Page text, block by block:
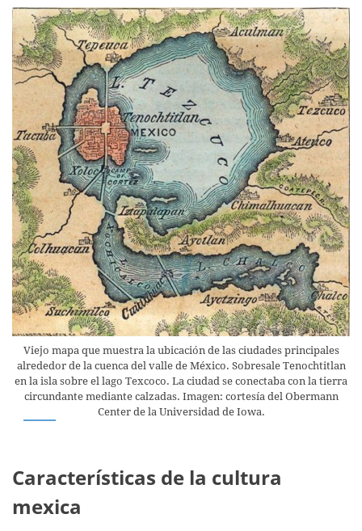
Viejo mapa que muestra la ubicación de las ciudades principales
alrededor de la cuenca del valle de México. Sobresale Tenochtitlan
en la isla sobre el lago Texcoco. La ciudad se conectaba con la tierra
circundante mediante calzadas. Imagen: cortesía del Obermann
Center de la Universidad de Iowa.
Características de la cultura
mexica